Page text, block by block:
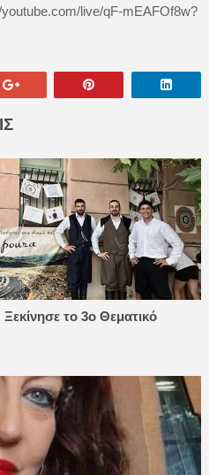
live/qF-mEAFOf8w?
το 3ο Θεματικό